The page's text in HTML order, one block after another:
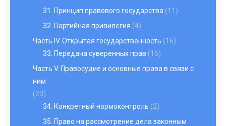
31. Принцип правового государства (11)
32. Партийная привилегия (4)
Часть IV. Открытая государственность (16)
33. Передача суверенных прав (16)
Часть V. Правосудие и основные права в связи с
ним
(23)
34. Конкретный нормоконтроль (2)
35. Право на рассмотрение дела законным